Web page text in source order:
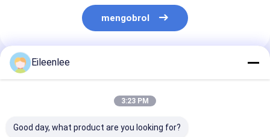
mengobrol
Rekomendasi Produk
Eileenlee
3:23 PM
Good day, what product are you looking for?